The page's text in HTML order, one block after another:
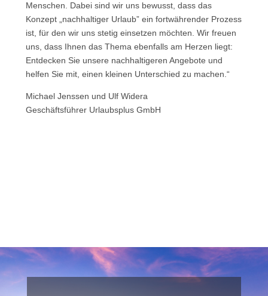
Menschen. Dabei sind wir uns bewusst, dass das
Konzept „nachhaltiger Urlaub” ein fortwährender Prozess
ist, für den wir uns stetig einsetzen möchten. Wir freuen
uns, dass Ihnen das Thema ebenfalls am Herzen liegt:
Entdecken Sie unsere nachhaltigeren Angebote und
helfen Sie mit, einen kleinen Unterschied zu machen.“
Michael Jenssen und Ulf Widera
Geschäftsführer Urlaubsplus GmbH